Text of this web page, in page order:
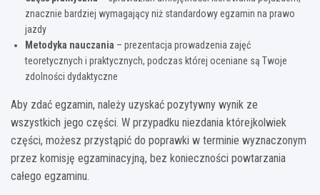
znacznie bardziej wymagający niż standardowy egzamin na prawo
jazdy
Metodyka nauczania – prezentacja prowadzenia zajęć
teoretycznych i praktycznych, podczas której oceniane są Twoje
zdolności dydaktyczne
Aby zdać egzamin, należy uzyskać pozytywny wynik ze
wszystkich jego części. W przypadku niezdania którejkolwiek
części, możesz przystąpić do poprawki w terminie wyznaczonym
przez komisję egzaminacyjną, bez konieczności powtarzania
całego egzaminu.